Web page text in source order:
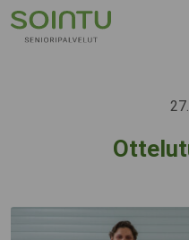
Hyppää sisältöön